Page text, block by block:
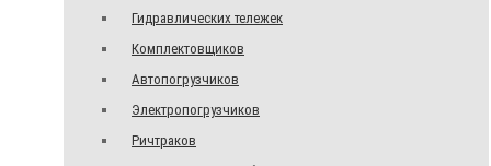
Гидравлических тележек
Комплектовщиков
Автопогрузчиков
Электропогрузчиков
Ричтраков